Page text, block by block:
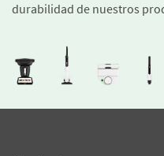
durabilidad de nuestros